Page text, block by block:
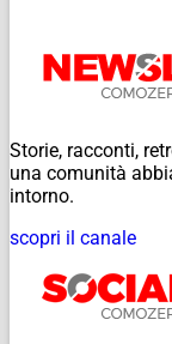
Storie, racconti,
una comunità
intorno.
scopri il canale